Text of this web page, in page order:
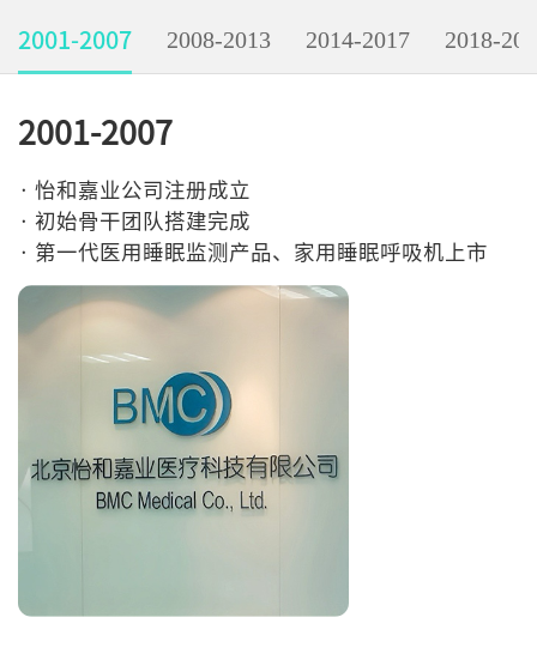
2001-2007 2008-2013 2014-2017 2018-
2001-2007
· 怡和嘉业公司注册成立
· 初始骨干团队搭建完成
· 第一代医用睡眠监测产品、家用睡眠呼吸机上市